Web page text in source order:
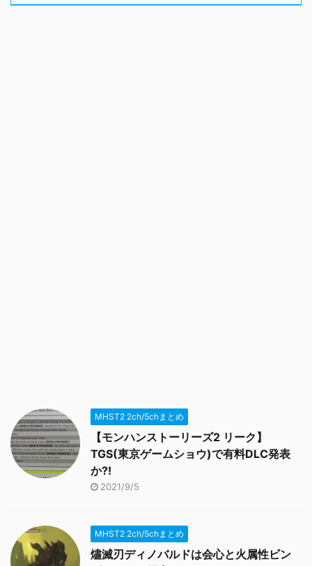
MHST2 2ch/5chまとめ
【モンハンストーリーズ2 リーク】
TGS(東京ゲームショウ)で有料DLC発表
か?!
2021/9/5
MHST2 2ch/5chまとめ
燼滅刃ディノバルドは会心と火属性ビン